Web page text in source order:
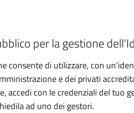
per la gestione
consente di utilizzare, con
e dei privati
accedi con le credenziali del tuo
ad uno dei gestori.